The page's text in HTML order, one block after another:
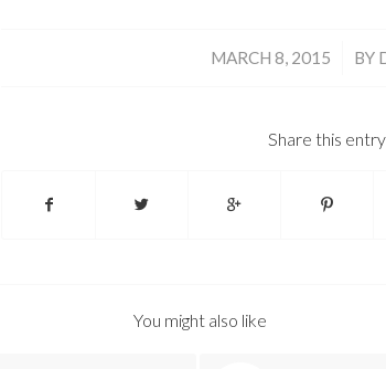
MARCH 8, 2015
/ BY
Share this entry
You might also like